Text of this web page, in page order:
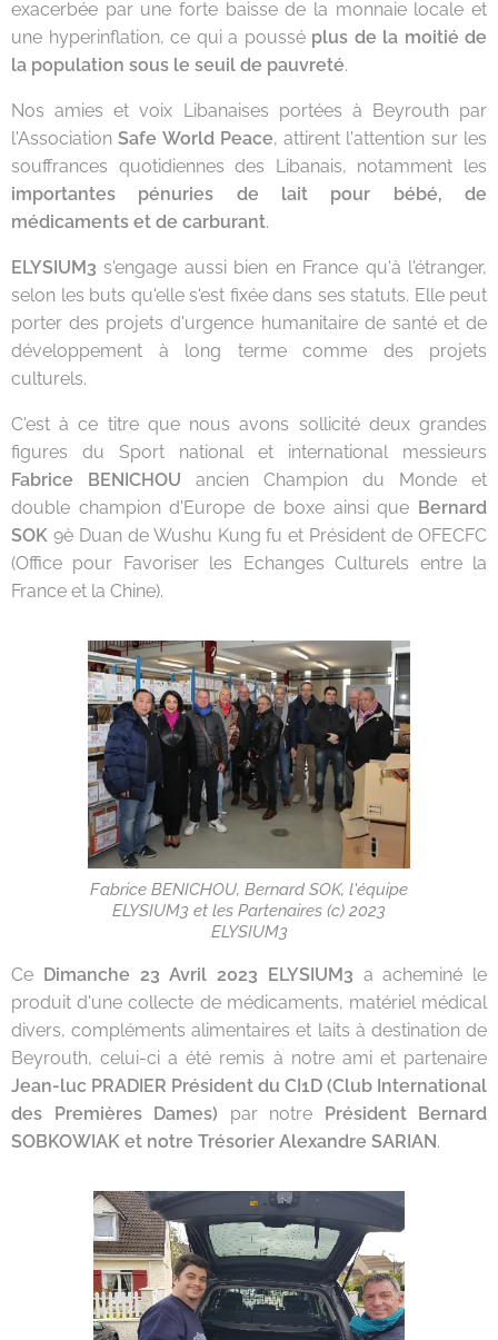
exacerbée par une forte baisse de la monnaie locale et
une hyperinflation, ce qui a poussé plus de la moitié de
la population sous le seuil de pauvreté.
Nos amies et voix Libanaises portées à Beyrouth par
l'AssociationSafe World Peace, attirent l'attention sur les
souffrances quotidiennes des Libanais, notamment les
importantes pénuries de lait pour bébé, de
médicaments et de carburant.
ELYSIUM3 s'engage aussi bien en France qu'à l'étranger,
selon les buts qu'elle s'est fixée dans ses statuts. Elle peut
porter des projets d'urgence humanitaire de santé et de
développement à long terme comme des projets
culturels.
C'est à ce titre que nous avons sollicité deux grandes
figures du Sport national et international messieurs
Fabrice BENICHOU ancien Champion du Monde et
double champion d'Europe de boxe ainsi que Bernard
SOK 9è Duan de Wushu Kung fu et Président de OFECFC
(Office pour Favoriser les Echanges Culturels entre la
France et la Chine).
Fabrice BENICHOU, Bernard SOK, l'équipe
ELYSIUM3 et les Partenaires (c) 2023
ELYSIUM3
Ce Dimanche 23 Avril 2023 ELYSIUM3 a acheminé le
produit d'une collecte de médicaments, matériel médical
divers, compléments alimentaires et laits à destination de
Beyrouth, celui-ci a été remis à notre ami et partenaire
Jean-luc PRADIER Président du CI1D (Club International
des Premières Dames) par notre Président Bernard
SOBKOWIAK et notre Trésorier Alexandre SARIAN.